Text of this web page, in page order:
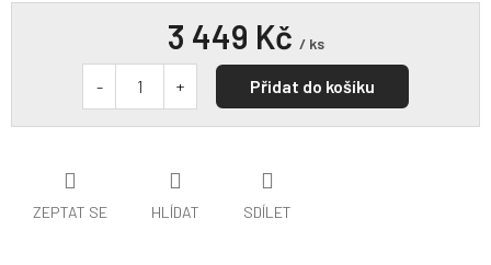
ZEPTAT SE HLÍDAT SDÍLET
3 449 Kč / ks
Přidat do košíku